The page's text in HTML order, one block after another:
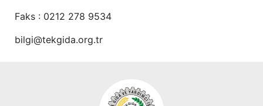
Faks : 0212 278 9534
bilgi@tekgida.org.tr